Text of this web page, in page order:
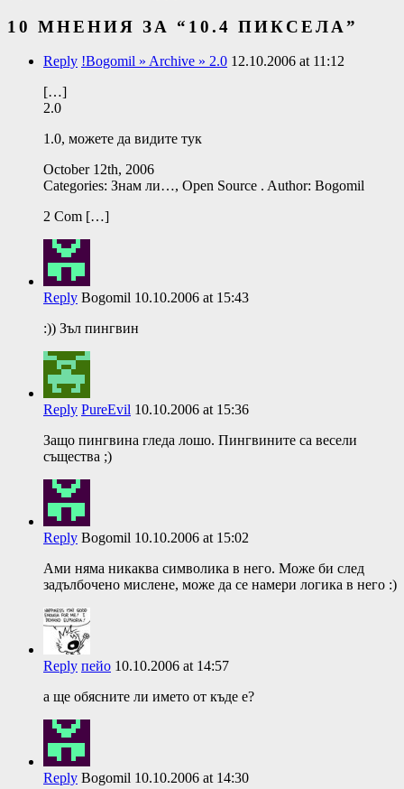
10 МНЕНИЯ ЗА “ 10.4 ПИКСЕЛА”
Reply !Bogomil » Archive » 2.0 12.10.2006 at 11:12
[…]
2.0
1.0, можете да видите тук
October 12th, 2006
Categories: Знам ли…, Open Source . Author: Bogomil
2 Com […]
Reply Bogomil 10.10.2006 at 15:43
:)) Зъл пингвин
Reply PureEvil 10.10.2006 at 15:36
Защо пингвина гледа лошо. Пингвините са весели
същества ;)
Reply Bogomil 10.10.2006 at 15:02
Ами няма никаква символика в него. Може би след
задълбочено мислене, може да се намери логика в него :)
Reply пейо 10.10.2006 at 14:57
а ще обясните ли името от къде е?
Reply Bogomil 10.10.2006 at 14:30